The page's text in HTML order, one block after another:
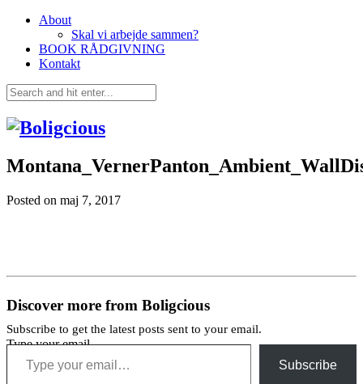
About
Skal vi arbejde sammen?
BOOK RÅDGIVNING
Kontakt
Posted on maj 7, 2017
Discover more from Boligcious
Subscribe to get the latest posts sent to your email.
Type your email…
Subscribe